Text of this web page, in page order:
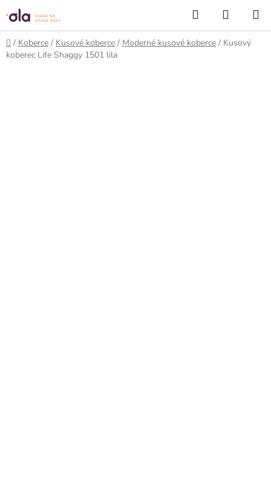
Prejsť
na
obsah
Hľadať
KOŠÍK
Domov
/ Koberce / Kusové koberce / Moderné kusové koberce / Kusový
koberec Life Shaggy 1501 lila